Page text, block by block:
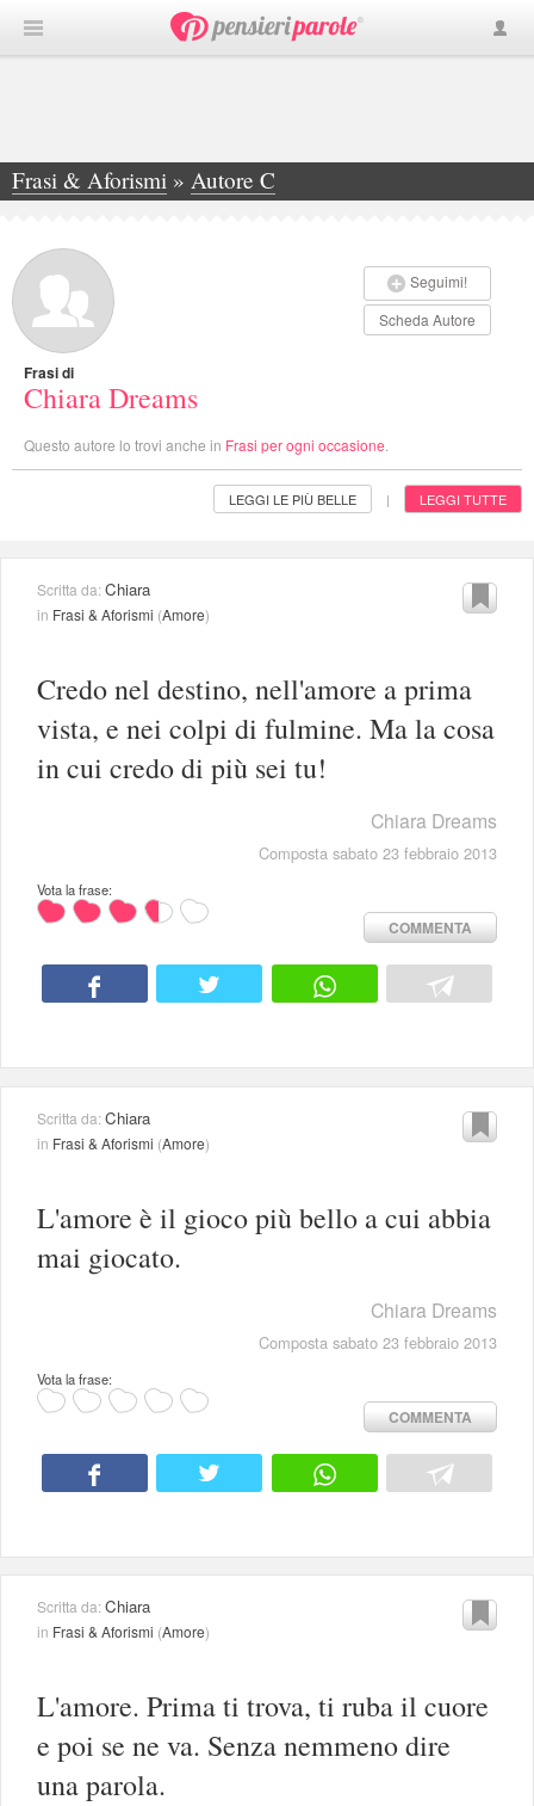
Frasi & Aforismi » Autore C
»Chiara Dreams
Seguimi!
Scheda Autore
Frasi di
Chiara Dreams
Questo autore lo trovi anche in Frasi per ogni occasione
LEGGI LE PIÙ BELLE | LEGGI TUTTE
Scritta da:Chiara
in Frasi & Aforismi (Amore)
Credo nel destino, nell'amore a prima
vista, e nei colpi di fulmine. Ma la cosa
in cui credo di più sei tu!
Chiara Dreams
Composta sabato 23 febbraio 2013
Vota la frase:
COMMENTA
Scritta da:Chiara
in Frasi & Aforismi (Amore)
L'amore è il gioco più bello a cui abbia
mai giocato.
Chiara Dreams
Composta sabato 23 febbraio 2013
Vota la frase:
COMMENTA
Scritta da:Chiara
in Frasi & Aforismi (Amore)
L'amore. Prima ti trova, ti ruba il cuore
e poi se ne va. Senza nemmeno dire
una parola.